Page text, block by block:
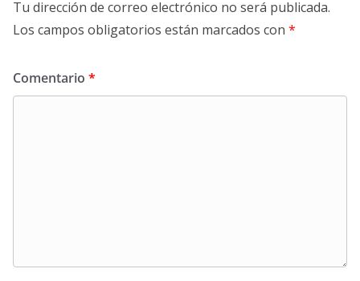
Tu dirección de correo electrónico no será publicada.
Los campos obligatorios están marcados con *
Comentario *